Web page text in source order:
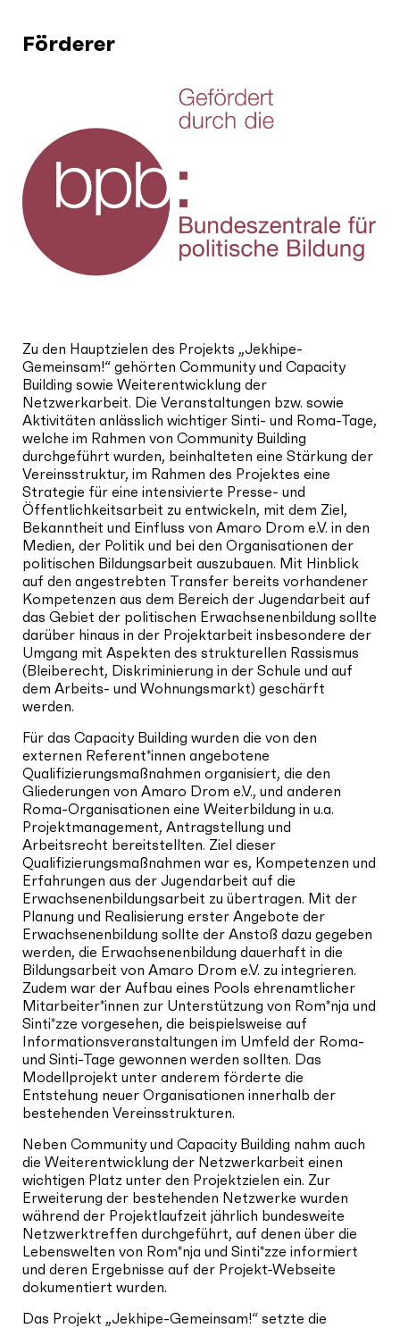
Förderer
Zu den Hauptzielen des Projekts „Jekhipe-
Gemeinsam!“ gehörten Community und Capacity
Building sowie Weiterentwicklung der
Netzwerkarbeit. Die Veranstaltungen bzw. sowie
Aktivitäten anlässlich wichtiger Sinti- und Roma-Tage,
welche im Rahmen von Community Building
durchgeführt wurden, beinhalteten eine Stärkung der
Vereinsstruktur, im Rahmen des Projektes eine
Strategie für eine intensivierte Presse- und
Öffentlichkeitsarbeit zu entwickeln, mit dem Ziel,
Bekanntheit und Einfluss von Amaro Drom e.V. in den
Medien, der Politik und bei den Organisationen der
politischen Bildungsarbeit auszubauen. Mit Hinblick
auf den angestrebten Transfer bereits vorhandener
Kompetenzen aus dem Bereich der Jugendarbeit auf
das Gebiet der politischen Erwachsenenbildung sollte
darüber hinaus in der Projektarbeit insbesondere der
Umgang mit Aspekten des strukturellen Rassismus
(Bleiberecht, Diskriminierung in der Schule und auf
dem Arbeits- und Wohnungsmarkt) geschärft
werden.
Für das Capacity Building wurden die von den
externen Referent*innen angebotene
Qualifizierungsmaßnahmen organisiert, die den
Gliederungen von Amaro Drom e.V., und anderen
Roma-Organisationen eine Weiterbildung in u.a.
Projektmanagement, Antragstellung und
Arbeitsrecht bereitstellten. Ziel dieser
Qualifizierungsmaßnahmen war es, Kompetenzen und
Erfahrungen aus der Jugendarbeit auf die
Erwachsenenbildungsarbeit zu übertragen. Mit der
Planung und Realisierung erster Angebote der
Erwachsenenbildung sollte der Anstoß dazu gegeben
werden, die Erwachsenenbildung dauerhaft in die
Bildungsarbeit von Amaro Drom e.V. zu integrieren.
Zudem war der Aufbau eines Pools ehrenamtlicher
Mitarbeiter*innen zur Unterstützung von Rom*nja und
Sinti*zze vorgesehen, die beispielsweise auf
Informationsveranstaltungen im Umfeld der Roma-
und Sinti-Tage gewonnen werden sollten. Das
Modellprojekt unter anderem förderte die
Entstehung neuer Organisationen innerhalb der
bestehenden Vereinsstrukturen.
Neben Community und Capacity Building nahm auch
die Weiterentwicklung der Netzwerkarbeit einen
wichtigen Platz unter den Projektzielen ein. Zur
Erweiterung der bestehenden Netzwerke wurden
während der Projektlaufzeit jährlich bundesweite
Netzwerktreffen durchgeführt, auf denen über die
Lebenswelten von Rom*nja und Sinti*zze informiert
und deren Ergebnisse auf der Projekt-Webseite
dokumentiert wurden.
Das Projekt „Jekhipe-Gemeinsam!“ setzte die